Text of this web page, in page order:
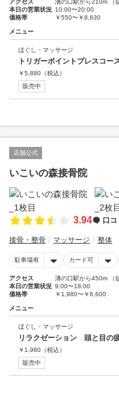
アクセス
溝の口駅から210m （
本日の営業状況 10:00〜20:00
価格帯
￥550〜￥8,630
メニュー
ほぐし・マッサージ
トリガーポイントプレスコー
￥5,880 （税込）
販売中
店舗公式
いこいの森接骨院
3.94 口コ
接骨・整骨 マッサージ 整体
駐車場有 カード可
アクセス
溝の口駅から450m （
本日の営業状況 9:00〜18:00
価格帯
￥1,980〜￥6,600
メニュー
ほぐし・マッサージ
リラクゼーション 頭と目の
￥ 1,980 （税込）
販売中